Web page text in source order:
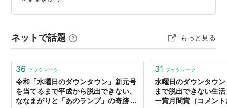
ネットで話題 もっと見る
36 ブックマーク
令和「水曜日のダウンタウン」新元号
を当てるまで平成から脱出できない、
ななまがりと「あのランプ」の奇跡 -
31 ブックマーク
水曜日のダウンタウ
まで脱出できない生
ー賞月間賞（コメン